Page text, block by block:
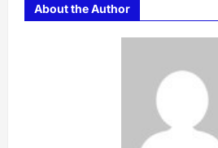
About the Author